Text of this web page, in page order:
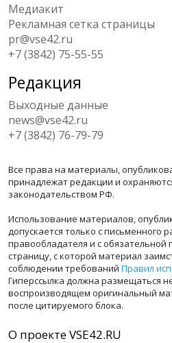
Медиакит
Рекламная сетка страницы
pr@vse42.ru
+7 (3842) 75-55-55
Редакция
Выходные данные
news@vse42.ru
+7 (3842) 76-79-79
Все права на материалы,
принадлежат редакции и
законодательством РФ.
Использование материалов,
допускается только с письменного
правообладателя и с обязательной
страницу, с которой материал
соблюдении требований Правил
Гиперссылка должна размещаться
воспроизводящем оригинальный
после цитируемого блока.
О проекте VSE42.RU